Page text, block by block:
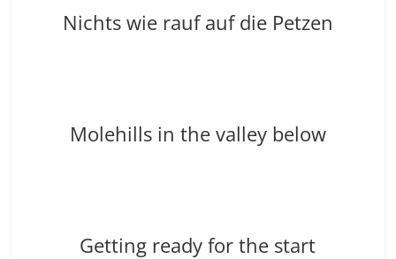
Nichts wie rauf auf die Petzen
Molehills in the valley below
Getting ready for the start